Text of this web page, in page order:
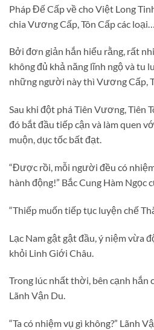
Pháp Đế Cấp về cho Việt Long
chia Vương Cấp, Tôn Cấp các loại…
Bởi đơn giản hắn hiểu rằng, rất
không đủ khả năng lĩnh ngộ và tu
những người này thì Vương Cấp,
Sau khi đột phá Tiên Vương, Tiên
đó bắt đầu tiếp cận và làm quen
muộn, dục tốc bất đạt.
“Được rồi, mỗi người đều có
hành động!” Bắc Cung Hàm Ngọc
“Thiếp muốn tiếp tục luyện chế
Lạc Nam gật gật đầu, ý niệm vừa
khỏi Linh Giới Châu.
Trong lúc nhất thời, bên cạnh hắn
Lãnh Vận Du.
“Ta có nhiệm vụ gì không?” Lãnh